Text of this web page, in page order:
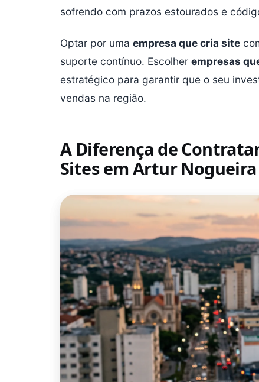
sofrendo com prazos estourados e
Optar por uma empresa que cria site
suporte contínuo. Escolher empresas
estratégico para garantir que o seu
vendas na região.
A Diferença de
Sites em Artur Nogueira